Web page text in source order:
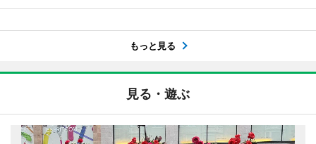
もっと見る
見る・遊ぶ